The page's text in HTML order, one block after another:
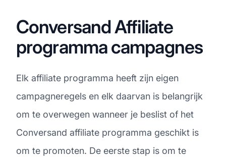
Conversand Affiliate
programma campagnes
Elk affiliate programma heeft zijn eigen
campagneregels en elk daarvan is belangrijk
om te overwegen wanneer je beslist of het
Conversand affiliate programma geschikt is
om te promoten. De eerste stap is om te